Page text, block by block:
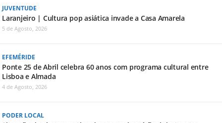
JUVENTUDE
Laranjeiro | Cultura pop asiática invade a Casa Amarela
5 de Agosto, 2026
EFEMÉRIDE
Ponte 25 de Abril celebra 60 anos com programa cultural entre
Lisboa e Almada
4 de Agosto, 2026
PODER LOCAL